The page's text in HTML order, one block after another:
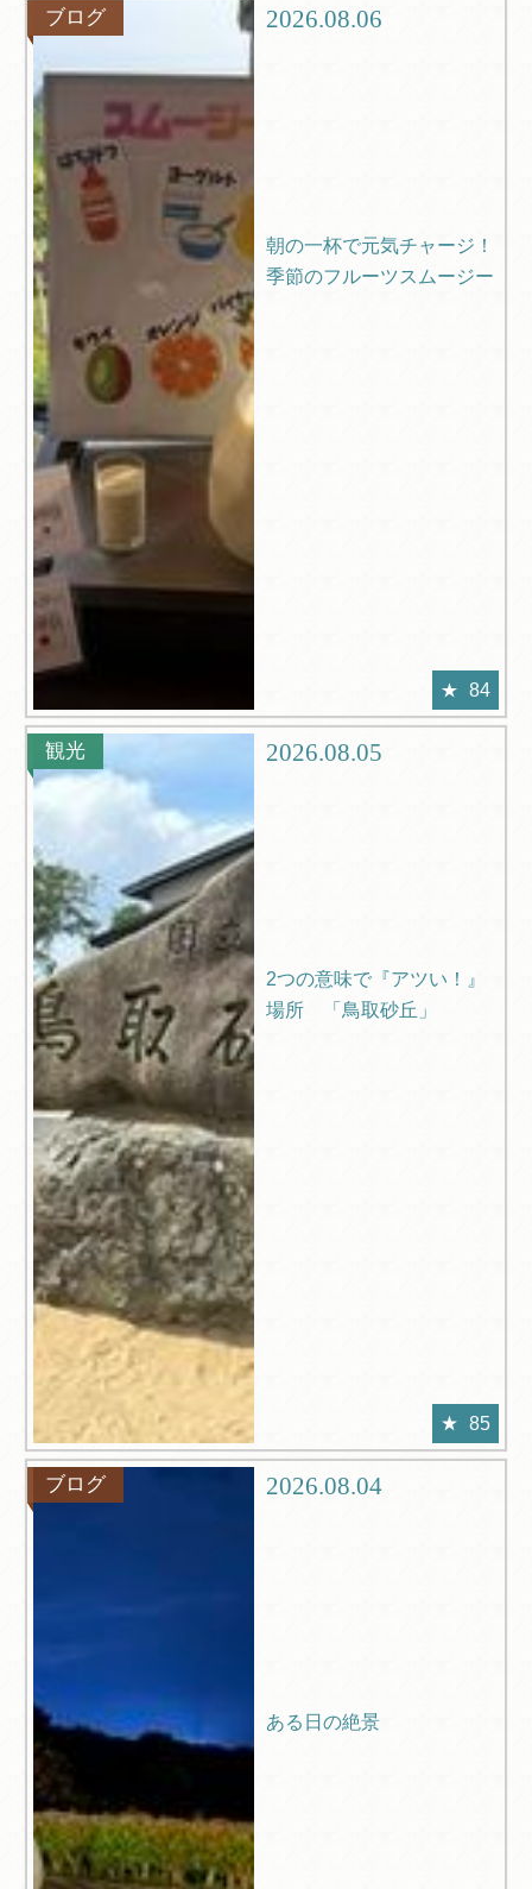
ブログ 2026.08.06
朝の一杯で元気チャージ！
季節のフルーツスムージー
84
観光 2026.08.05
2つの意味で『アツい！』
場所 「鳥取砂丘」
85
ブログ 2026.08.04
ある日の絶景